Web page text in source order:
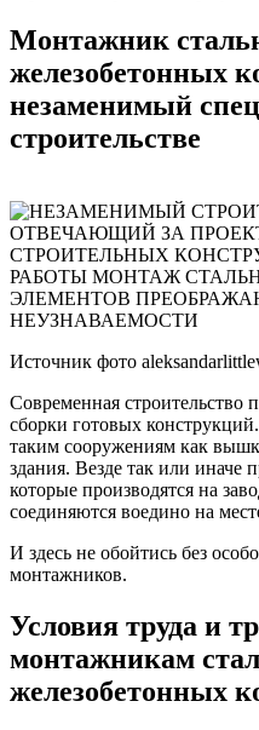
Монтажник
железобетонных
незаменимый
строительстве
Источник фото
Современная строительство
сборки готовых
таким сооружениям как
здания. Везде так или иначе
которые производятся на
соединяются воедино на
И здесь не обойтись без
монтажников.
Условия труда и
монтажникам
железобетонных